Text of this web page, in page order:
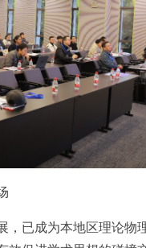
已成为本地区理论物